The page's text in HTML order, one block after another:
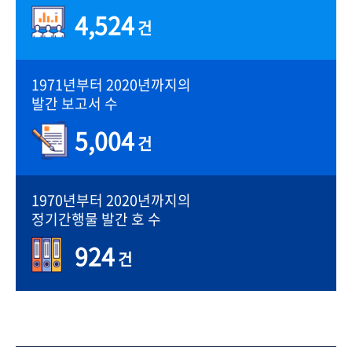
4,524건
1971년부터 2020년까지의
발간 보고서 수
5,004건
1970년부터 2020년까지의
정기간행물 발간 호 수
924건